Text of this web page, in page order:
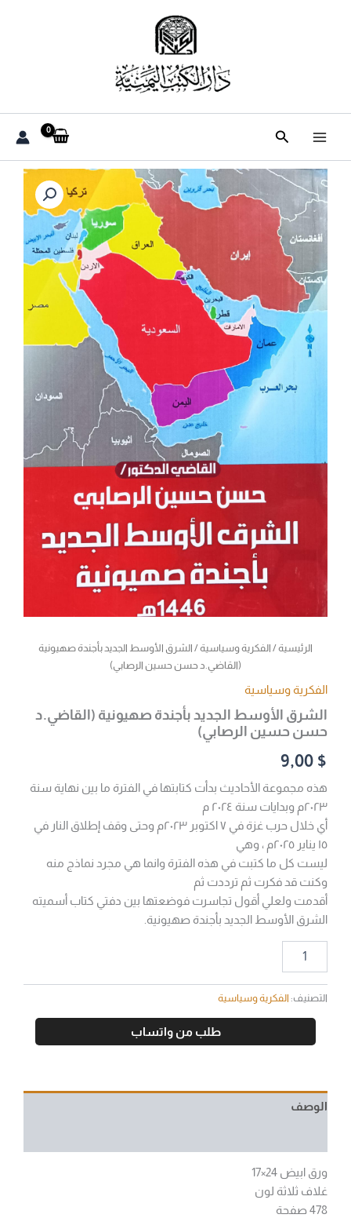
البحث
الرئيسية/ الفكرية وسياسية/ الشرق الأوسط الجديد بأجندة صهيونية
(القاضي.د حسن حسين الرصابي)
الفكرية وسياسية
الشرق الأوسط الجديد بأجندة صهيونية (القاضي.د
حسن حسين الرصابي)
9,00 $
هذه مجموعة الأحاديث بدأت كتابتها في الفترة ما بين نهاية سنة
٢٠٢٣م وبدايات سنة ٢٠٢٤ م
أي خلال حرب غزة في ٧ اكتوبر ۲۰۲۳م وحتى وقف إطلاق النار في
١٥ يناير ٢٠٢٥م ، وهي
ليست كل ما كتبت في هذه الفترة وانما هي مجرد نماذج منه
وكنت قد فكرت ثم ترددت ثم
أقدمت ولعلي أقول تجاسرت فوضعتها بين دفتي كتاب أسميته
الشرق الأوسط الجديد بأجندة صهيونية.
كمية
الشرق
الأوسط
الجديد
بأجندة
صهيونية
(القاضي.د
حسن
حسين
الرصابي)
التصنيف: الفكرية وسياسية
طلب من واتساب
الوصف
ورق ابيض 24×17
غلاف ثلاثة لون
478 صفحة